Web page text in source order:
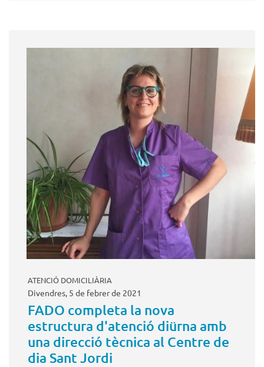
ATENCIÓ DOMICILIÀRIA
Divendres, 5 de febrer de 2021
FADO completa la nova
estructura d'atenció diürna amb
una direcció tècnica al Centre de
dia Sant Jordi